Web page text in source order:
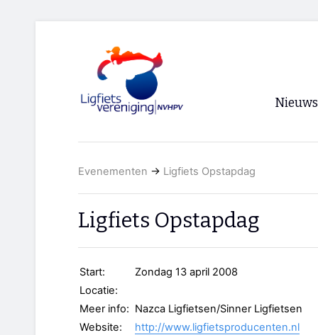
Nieuws
Evenementen → Ligfiets Opstapdag
Ligfiets Opstapdag
Start:
Zondag 13 april 2008
Locatie:
Meer info: Nazca Ligfietsen/Sinner Ligfietsen
Website:
http://www.ligfietsproducenten.nl